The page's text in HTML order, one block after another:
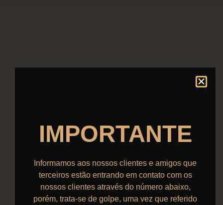
IMPORTANTE
Informamos aos nossos clientes e amigos que
terceiros estão entrando em contato com os
nossos clientes através do número abaixo,
porém, trata-se de golpe, uma vez que referido